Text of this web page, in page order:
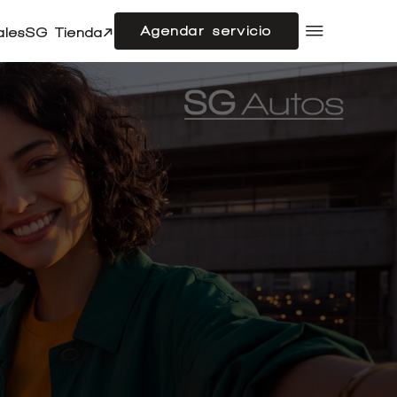
SG Tienda Agendar servicio
Doble cabina
tu auto
Acerca de SG Autos
Financiamiento
Flotas
Centro de ayuda
stock en la